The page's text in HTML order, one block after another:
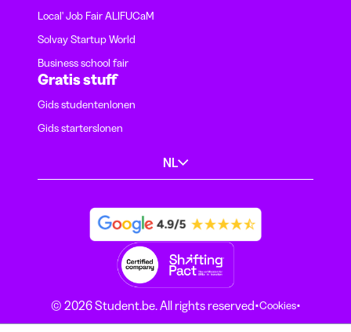
Local' Job Fair ALIFUCaM
Solvay Startup World
Business school fair
Gratis stuff
Gids studentenlonen
Gids starterslonen
NL
© 2026 Student.be. All rights reserved·Cookies·